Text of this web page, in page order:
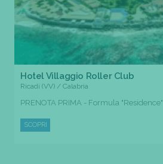
Hotel Villaggio Roller Club
Ricadi (VV) / Calabria
PRENOTA PRIMA - Formula "Residence"
SCOPRI